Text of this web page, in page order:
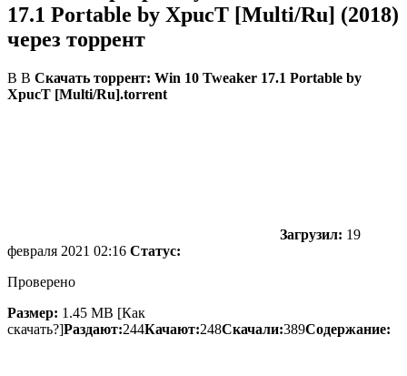
17.1 Portable by XpucT [Multi/Ru] (2018)
через торрент
В В Скачать торрент: Win 10 Tweaker 17.1 Portable by
XpucT [Multi/Ru].torrent
Загрузил: 19
февраля 2021 02:16 Статус:
Проверено
Размер: 1.45 MB [Как
скачать?]Раздают:244Качают:248Скачали:389Содержание: